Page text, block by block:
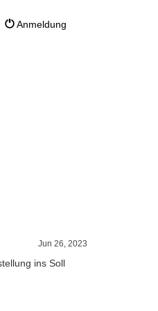
Anmeldung
Jun 26, 2023
ins Soll